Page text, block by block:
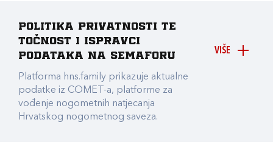
VIŠE
Politika privatnosti te
točnost i ispravci
podataka na Semaforu
Platforma hns.family prikazuje aktualne
podatke iz COMET-a, platforme za
vođenje nogometnih natjecanja
Hrvatskog nogometnog saveza.